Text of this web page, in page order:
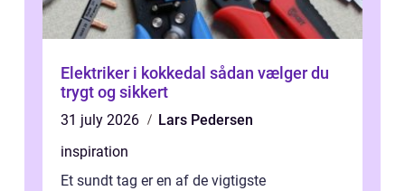
Elektriker i kokkedal sådan vælger du
trygt og sikkert
31 july 2026
Lars Pedersen
inspiration
Et sundt tag er en af de vigtigste